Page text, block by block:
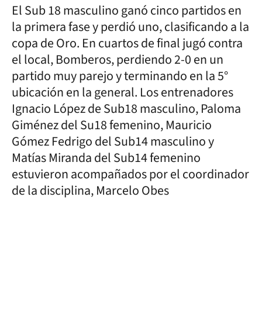
El Sub 18 masculino ganó cinco partidos en
la primera fase y perdió uno, clasificando a la
copa de Oro. En cuartos de final jugó contra
el local, Bomberos, perdiendo 2-0 en un
partido muy parejo y terminando en la 5°
ubicación en la general. Los entrenadores
Ignacio López de Sub18 masculino, Paloma
Giménez del Su18 femenino, Mauricio
Gómez Fedrigo del Sub14 masculino y
Matías Miranda del Sub14 femenino
estuvieron acompañados por el coordinador
de la disciplina, Marcelo Obes